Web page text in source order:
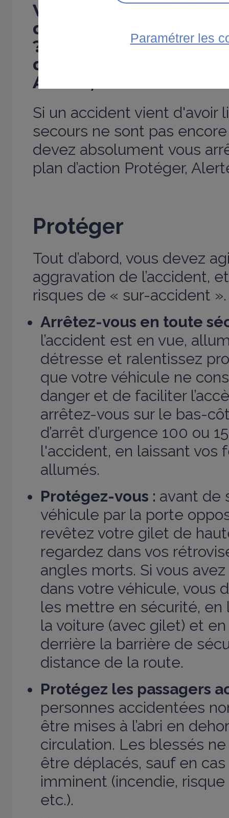
Vous arrivez en
d'un accident ou vous
? Gardez la tête froide
d’action PAS : dans
Alerter, Secourir.
Si un accident vient d'avoir
secours ne sont pas
devez absolument vous
plan d’action Protéger,
Protéger
Tout d’abord, vous devez
aggravation de l’accident,
risques de « sur-accident ».
Arrêtez-vous en toute
l’accident est en vue,
détresse et ralentissez
que votre véhicule ne
danger et de faciliter
arrêtez-vous sur le bas-
d’arrêt d’urgence 100 ou
l'accident, en laissant vos
allumés.
Protégez-vous : avant de
véhicule par la porte
revêtez votre gilet de
regardez dans vos
angles morts. Si vous
dans votre véhicule, vous
les mettre en sécurité, en
la voiture (avec gilet) et
derrière la barrière de
distance de la route.
Protégez les passagers
personnes accidentées
être mises à l’abri en
circulation. Les blessés
être déplacés, sauf en
imminent (incendie, risque
etc.).
Paramétrer les